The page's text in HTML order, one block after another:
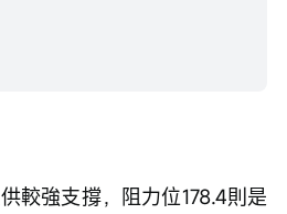
較強支撐，阻力位178.4則是